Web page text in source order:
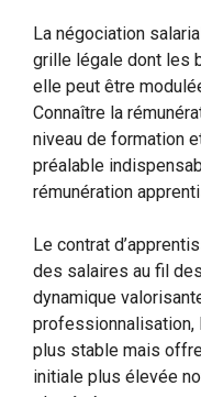
La négociation
grille légale dont les
elle peut être
Connaître la
niveau de formation
préalable
rémunération
Le contrat
des salaires au fil
dynamique
professionnalisation,
plus stable mais
initiale plus élevée